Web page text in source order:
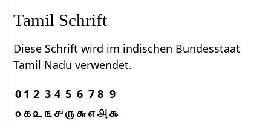
Tamil Schrift
Diese Schrift wird im indischen Bundesstaat
Tamil Nadu verwendet.
0 1 2 3 4 5 6 7 8 9
௦ ௧௨௩௪௫௬௭௮௯